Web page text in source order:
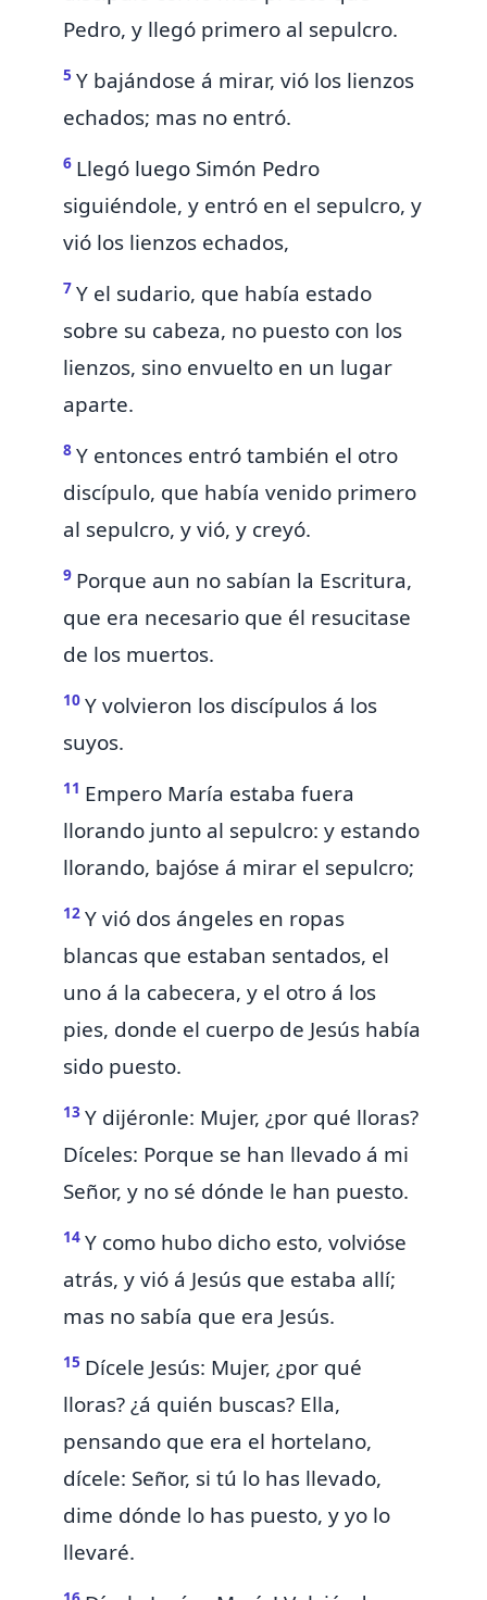
Pedro, y llegó primero al sepulcro.
5 Y bajándose á mirar, vió los lienzos
echados; mas no entró.
6 Llegó luego Simón Pedro
siguiéndole, y entró en el sepulcro, y
vió los lienzos echados,
7 Y el sudario, que había estado
sobre su cabeza, no puesto con los
lienzos, sino envuelto en un lugar
aparte.
8 Y entonces entró también el otro
discípulo, que había venido primero
al sepulcro, y vió, y creyó.
9 Porque aun no sabían la Escritura,
que era necesario que él resucitase
de los muertos.
10 Y volvieron los discípulos á los
suyos.
11 Empero María estaba fuera
llorando junto al sepulcro: y estando
llorando, bajóse á mirar el sepulcro;
12 Y vió dos ángeles en ropas
blancas que estaban sentados, el
uno á la cabecera, y el otro á los
pies, donde el cuerpo de Jesús había
sido puesto.
13 Y dijéronle: Mujer, ¿por qué lloras?
Díceles: Porque se han llevado á mi
Señor, y no sé dónde le han puesto.
14 Y como hubo dicho esto, volvióse
atrás, y vió á Jesús que estaba allí;
mas no sabía que era Jesús.
15 Dícele Jesús: Mujer, ¿por qué
lloras? ¿á quién buscas? Ella,
pensando que era el hortelano,
dícele: Señor, si tú lo has llevado,
dime dónde lo has puesto, y yo lo
llevaré.